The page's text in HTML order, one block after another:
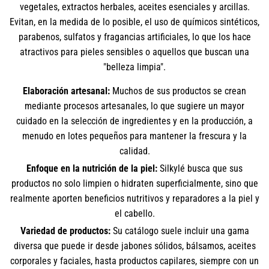
vegetales, extractos herbales, aceites esenciales y arcillas.
Evitan, en la medida de lo posible, el uso de químicos sintéticos,
parabenos, sulfatos y fragancias artificiales, lo que los hace
atractivos para pieles sensibles o aquellos que buscan una
"belleza limpia".
Elaboración artesanal: Muchos de sus productos se crean
mediante procesos artesanales, lo que sugiere un mayor
cuidado en la selección de ingredientes y en la producción, a
menudo en lotes pequeños para mantener la frescura y la
calidad.
Enfoque en la nutrición de la piel: Silkylé busca que sus
productos no solo limpien o hidraten superficialmente, sino que
realmente aporten beneficios nutritivos y reparadores a la piel y
el cabello.
Variedad de productos:Su catálogo suele incluir una gama
diversa que puede ir desde jabones sólidos, bálsamos, aceites
corporales y faciales, hasta productos capilares, siempre con un